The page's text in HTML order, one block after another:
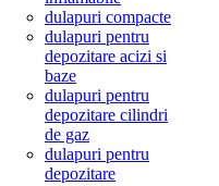
dulapuri compacte
dulapuri pentru
depozitare acizi si
baze
dulapuri pentru
depozitare cilindri
de gaz
dulapuri pentru
depozitare